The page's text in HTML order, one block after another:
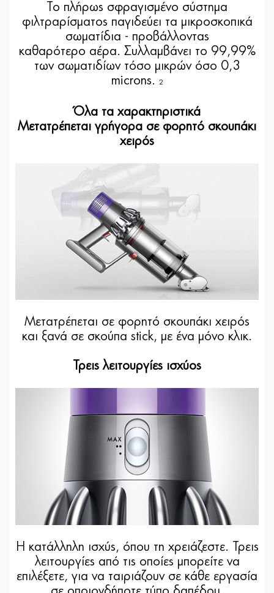
Το πλήρως σφραγισμένο σύστημα
φιλτραρίσματος παγιδεύει τα μικροσκοπικά
σωματίδια - προβάλλοντας
καθαρότερο αέρα. Συλλαμβάνει το 99,99%
των σωματιδίων τόσο μικρών όσο 0,3
microns.
2
Όλα τα χαρακτηριστικά
Μετατρέπεται γρήγορα σε φορητό σκουπάκι
χειρός
Μετατρέπεται σε φορητό σκουπάκι χειρός
και ξανά σε σκούπα stick, με ένα μόνο κλικ.
Τρεις λειτουργίες ισχύος
Η κατάλληλη ισχύς, όπου τη χρειάζεστε. Τρεις
λειτουργίες από τις οποίες μπορείτε να
επιλέξετε, για να ταιριάζουν σε κάθε εργασία